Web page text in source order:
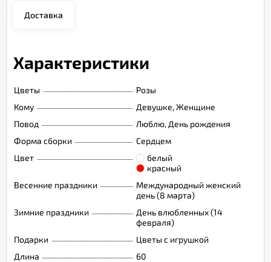
Доставка
Характеристики
Цветы
Розы
Кому
Девушке, Женщине
Повод
Люблю, День рождения
Форма сборки
Сердцем
Цвет
белый
красный
Весенние праздники
Международный женский
день (8 марта)
Зимние праздники
День влюбленных (14
февраля)
Подарки
Цветы с игрушкой
Длина
60